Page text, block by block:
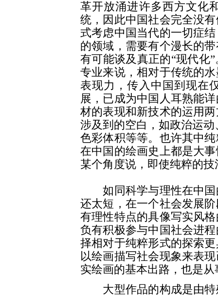
革开放涌进许多西方文化
统，因此中国社会完全没
式考虑中国当代的一切症
的领域，需要有个漫长的
有可能谈及真正的“现代化
专业来说，相对于传统的
表现力，传入中国到现在
展，已成为中国人耳熟能
材的表现和新技术的运用
涉及到的空白，如政治运
色彩体积等等。也许其中
在中国的绘画史上都是大
某个角度说，即使纯粹的
如同科学与理性在中国
还太短，在一个社会发展
有理性特点的具像写实风
负有积极参与中国社会进
择相对于纯粹形式的探索
以绘画描写社会现象来表
实绘画的基本出路，也是
大型作品的构成是由特